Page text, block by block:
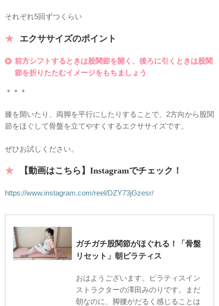
それぞれ5回ずつくらい
エクササイズのポイント
前方シフトするときは股関節を開く、後ろに引くときは股関
節を折りたたむイメージをもちましょう
＊＊＊
膝を開いたり、両脚を平行にしたりすることで、2方向から股関
節をほぐして骨盤を立てやすくするエクササイズです。
ぜひお試しください。
【動画はこちら】Instagramでチェック！
https://www.instagram.com/reel/DZY73jGzesr/
ガチガチ股関節がほぐれる！「骨盤
リセット」朝ピラティス
おはようございます。ピラティスイン
ストラクターの澤田みのりです。まだ
朝なのに、脚腰がだるく感じることは